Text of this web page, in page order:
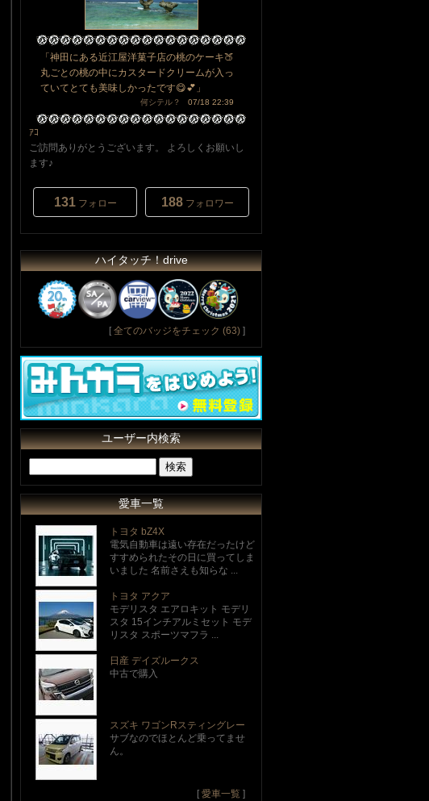
「神田にある近江屋洋菓子店の桃のケーキ🍑
丸ごとの桃の中にカスタードクリームが入っ
ていてとても美味しかったです😋💕」
何シテル？ 07/18 22:39
ｱｺ
ご訪問ありがとうございます。 よろしくお願いし
ます♪
131フォロー 188フォロワー
ハイタッチ！drive
[ 全てのバッジをチェック (63) ]
ユーザー内検索
愛車一覧
トヨタ bZ4X
電気自動車は遠い存在だったけど
すすめられたその日に買ってしま
いました 名前さえも知らな ...
トヨタ アクア
モデリスタ エアロキット モデリ
スタ 15インチアルミセット モデ
リスタ スポーツマフラ ...
日産 デイズルークス
中古で購入
スズキ ワゴンRスティングレー
サブなのでほとんど乗ってませ
ん。
[ 愛車一覧 ]